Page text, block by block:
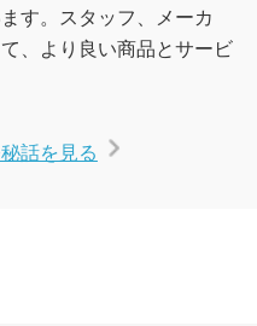
す。スタッフ、メーカ
、より良い商品とサービ
話を見る